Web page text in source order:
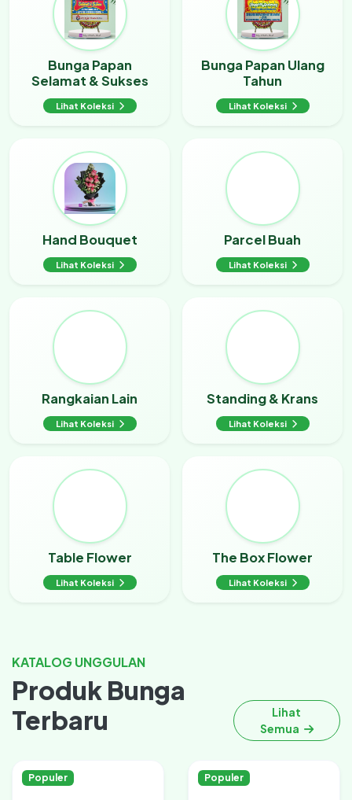
Bunga Papan
Selamat & Sukses
Lihat Koleksi
Bunga Papan Ulang
Tahun
Lihat Koleksi
Hand Bouquet
Lihat Koleksi
Parcel Buah
Lihat Koleksi
Rangkaian Lain
Lihat Koleksi
Standing & Krans
Lihat Koleksi
Table Flower
Lihat Koleksi
The Box Flower
Lihat Koleksi
KATALOG UNGGULAN
Produk Bunga
Terbaru
Lihat
Semua
Populer Populer